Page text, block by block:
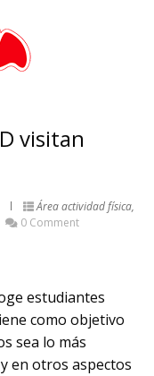
visitan
Área actividad física,
0 Comment
estudiantes
como objetivo
sea lo más
en otros aspectos